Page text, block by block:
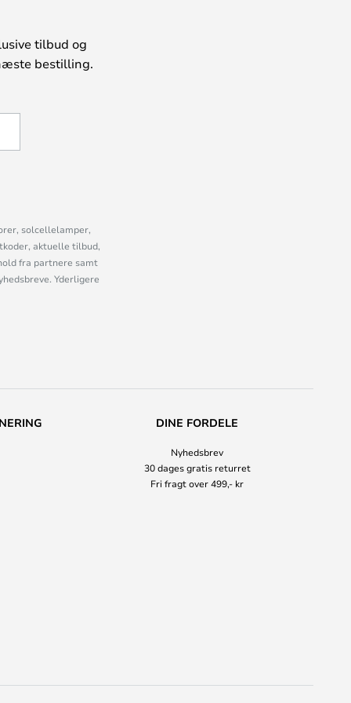
tilbud og
bestilling.
solcellelamper,
aktuelle tilbud,
fra partnere samt
Yderligere
DINE FORDELE
Nyhedsbrev
30 dages gratis returret
Fri fragt over 499,- kr